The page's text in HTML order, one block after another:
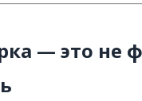
— это не